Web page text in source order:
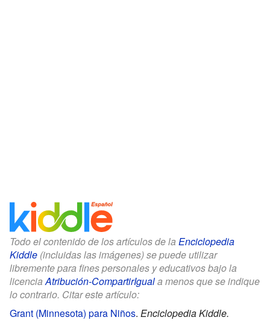
Todo el contenido de los artículos de la Enciclopedia
Kiddle (incluidas las imágenes) se puede utilizar
libremente para fines personales y educativos bajo la
licenciaAtribución-CompartirIguala menos que se indique
lo contrario. Citar este artículo:
Grant (Minnesota) para Niños. Enciclopedia Kiddle.